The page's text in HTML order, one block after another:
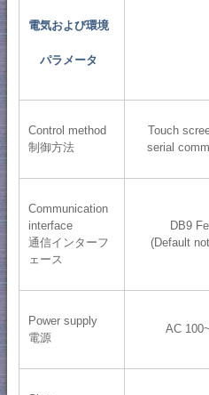
電気および環境
パラメータ
Control method
制御方法
Touch
serial
Communication
interface
通信インターフ
ェース
DB9
(Default
Power supply
電源
AC